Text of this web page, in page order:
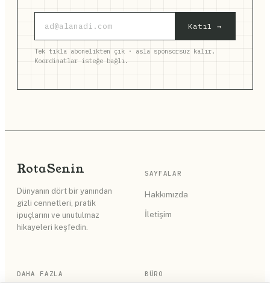
Katıl →
Tek tıkla abonelikten çık · asla sponsorsuz kalır.
Koordinatlar isteğe bağlı.
RotaSenin
Dünyanın dört bir yanından
gizli cennetleri, pratik
ipuçlarını ve unutulmaz
hikayeleri keşfedin.
SAYFALAR
Hakkımızda
İletişim
DAHA FAZLA BÜRO